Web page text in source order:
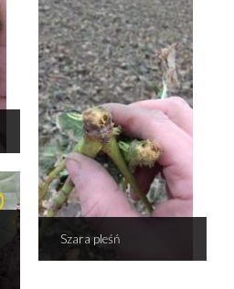
Szara pleśń